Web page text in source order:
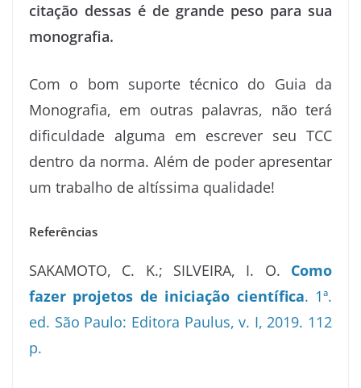
citação dessas é de grande peso para sua
monografia.
Com o bom suporte técnico do Guia da
Monografia, em outras palavras, não terá
dificuldade alguma em escrever seu TCC
dentro da norma. Além de poder apresentar
um trabalho de altíssima qualidade!
Referências
SAKAMOTO, C. K.; SILVEIRA, I. O. Como
fazer projetos de iniciação científica. 1ª.
ed. São Paulo: Editora Paulus, v. I, 2019. 112
p.